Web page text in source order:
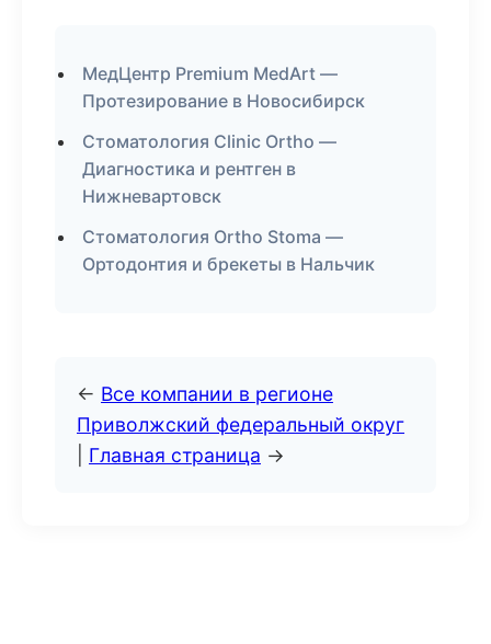
МедЦентр Premium MedArt —
Протезирование в Новосибирск
Стоматология Clinic Ortho —
Диагностика и рентген в
Нижневартовск
Стоматология Ortho Stoma —
Ортодонтия и брекеты в Нальчик
← Все компании в регионе
Приволжский федеральный округ
Главная страница →